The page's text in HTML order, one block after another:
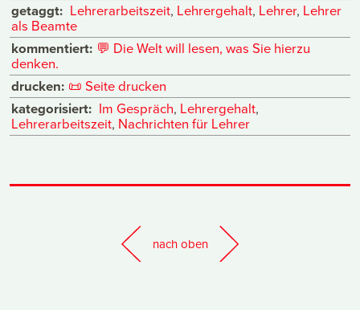
getaggt: Lehrerarbeitszeit, Lehrergehalt, Lehrer, Lehrer
als Beamte
kommentiert: 💬 Die Welt will lesen, was Sie hierzu
denken.
drucken: 📜 Seite drucken
kategorisiert: Im Gespräch, Lehrergehalt,
Lehrerarbeitszeit, Nachrichten für Lehrer
nach oben